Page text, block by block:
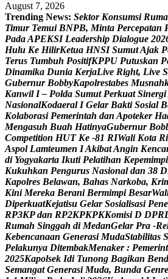
August 7, 2026
Trending News: Sektor Konsumsi Ruma
Timur Temui BNPB, Minta Percepatan
PadaAPEKSI Leadership Dialogue 202
Hulu Ke HilirKetua HNSI SumutAjak P
Terus Tumbuh PositifKPPU Putuskan P
Dinamika Dunia KerjaLive Right, Live S
Gubernur BobbyKapolrestabes Musnah
Kanwil I – Polda Sumut Perkuat Sinergi
NasionalKodaeral I Gelar Bakti Sosial B
Kolaborasi Pemerintah dan Apoteker Ha
Mengasuh Buah HatinyaGubernur Bob
Competition HUT Ke -81 RIWali Kota Ri
Aspol Lamteumen IAkibatAngin Kenca
di Yogyakarta Ikuti Pelatihan Kepemimpi
Kukuhkan Pengurus Nasional dan 38 D
Kapolres Belawan, Bahas Narkoba, Kri
Kini Mereka Berani Bermimpi BesarWal
DiperkuatKejatisu Gelar Sosialisasi Pene
RP3KP dan RP2KPKPKKomisi D DPR
Rumah Singgah di MedanGelar Pra -Re
Kebencanaan Generasi MudaStabilitas S
Pelakunya DitembakMenaker : Pemerint
2025Kapolsek Idi Tunong Bagikan Bend
Semangat Generasi Muda, Bunda Genre